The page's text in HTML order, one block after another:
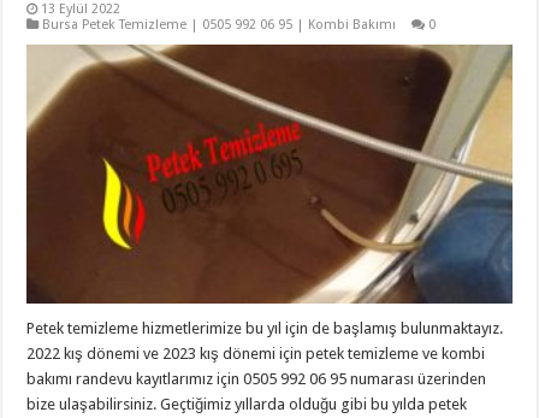
13 Eylül 2022
Bursa Petek Temizleme | 0505 992 06 95 | Kombi Bakımı
0
Petek temizleme hizmetlerimize bu yıl için de başlamış bulunmaktayız.
2022 kış dönemi ve 2023 kış dönemi için petek temizleme ve kombi
bakımı randevu kayıtlarımız için 0505 992 06 95 numarası üzerinden
bize ulaşabilirsiniz. Geçtiğimiz yıllarda olduğu gibi bu yılda petek